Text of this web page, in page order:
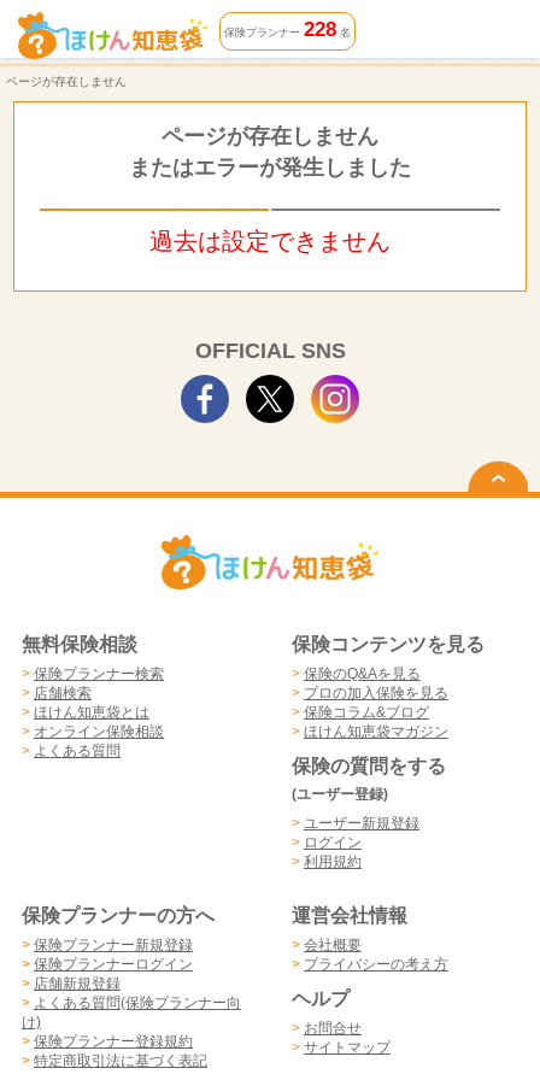
ページが存在しません | ほけん知恵袋
保険プランナー 228名
ページが存在しません
ページが存在しません
またはエラーが発生しました
過去は設定できません
OFFICIAL SNS
無料保険相談
> 保険プランナー検索
> 店舗検索
> ほけん知恵袋とは
> オンライン保険相談
> よくある質問
保険コンテンツを見る
> 保険のQ&Aを見る
> プロの加入保険を見る
> 保険コラム&ブログ
> ほけん知恵袋マガジン
保険の質問をする
(ユーザー登録)
> ユーザー新規登録
> ログイン
> 利用規約
保険プランナーの方へ
> 保険プランナー新規登録
> 保険プランナーログイン
> 店舗新規登録
> よくある質問(保険プランナー向
け)
> 保険プランナー登録規約
> 特定商取引法に基づく表記
運営会社情報
> 会社概要
> プライバシーの考え方
ヘルプ
> お問合せ
> サイトマップ